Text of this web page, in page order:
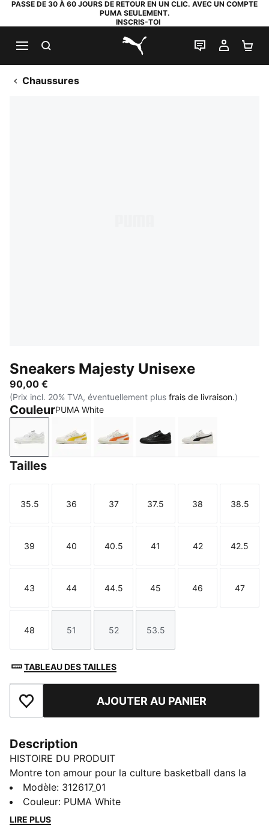
PASSE DE 30 À 60 JOURS DE RETOUR EN UN CLIC. AVEC UN COMPTE
PUMA SEULEMENT.
INSCRIS-TOI
PUMA.com
LIVE CHAT
MON
Chaussures
Sneakers Majesty Unisexe
90,00 €
(Prix incl. 20% TVA, éventuellement plus frais de livraison.)
CouleurPUMA White
PUMA WhiteWarm White-Pelé Yellow
Warm White-Orange Poppy
PUMA Black-PUMA
Warm White-
Tailles
Taille
35.5
Taille
36
Taille
37
Taille
37.5
Taille
38
Taille
38.5
Taille
39
Taille
40
Taille
40.5
Taille
41
Taille
42
Taille
42.5
Taille
43
Taille
44
Taille
44.5
Taille
45
Taille
46
Taille
47
Taille
48
Taille
51
Taille
52
Taille
53.5
TABLEAU DES TAILLES
Ajouter aux favorisAJOUTER AU PANIER
Description
HISTOIRE DU PRODUIT
Montre ton amour pour la culture basketball dans la
vie de tous les jours avec la Majesty, une version
contemporaine d’une silhouette classique. Cette paire
fusionne l’héritage sportif de PUMA et l’énergie des
Modèle: 312617_01
Couleur: PUMA White
LIRE PLUS